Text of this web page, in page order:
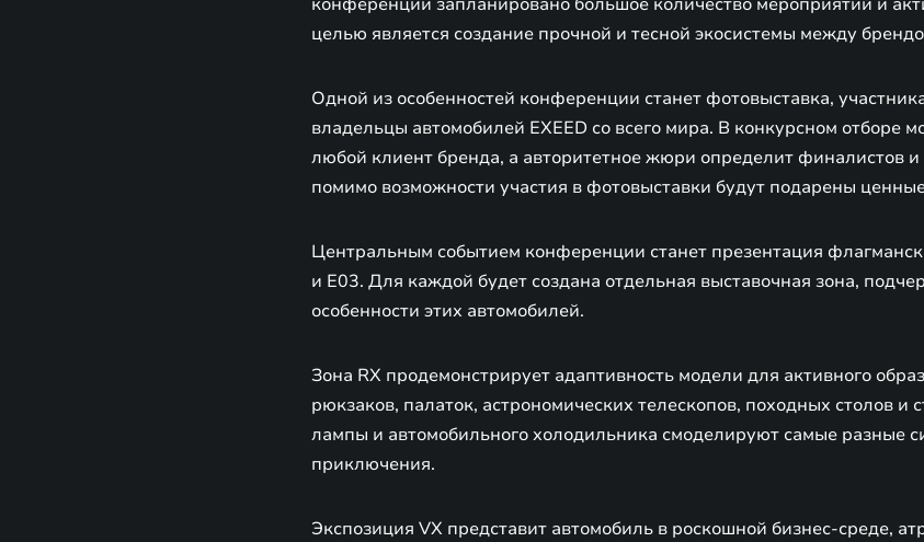
целью является создание прочной и тесной экосистемы между
Одной из особенностей конференции станет фотовыставка,
владельцы автомобилей EXEED со всего мира. В конкурсном отборе
любой клиент бренда, а авторитетное жюри определит финалистов
помимо возможности участия в фотовыставки будут подарены
Центральным событием конференции станет презентация
и E03. Для каждой будет создана отдельная выставочная зона,
особенности этих автомобилей.
Зона RX продемонстрирует адаптивность модели для активного
рюкзаков, палаток, астрономических телескопов, походных столов и
лампы и автомобильного холодильника смоделируют самые разные
приключения.
Экспозиция VX представит автомобиль в роскошной бизнес-среде,